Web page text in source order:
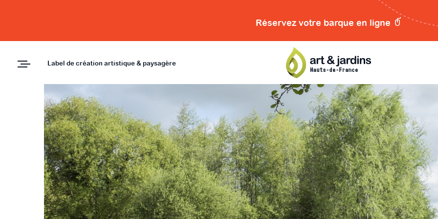
Réservez votre barque en ligne
Label de création artistique & paysagère